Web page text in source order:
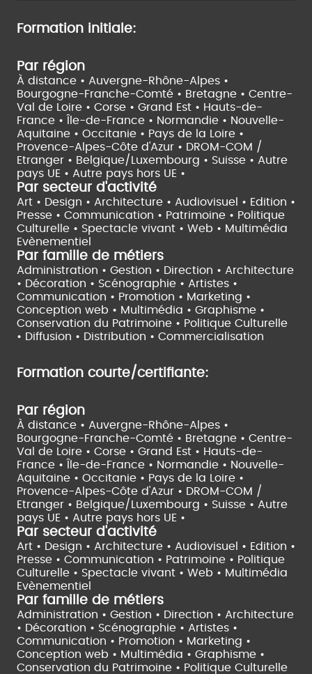
Formation initiale:
Par région
À distance • Auvergne-Rhône-Alpes •
Bourgogne-Franche-Comté • Bretagne • Centre-
Val de Loire • Corse • Grand Est • Hauts-de-
France •
Île-de-France • Normandie • Nouvelle-
Aquitaine • Occitanie • Pays de la Loire •
Provence-Alpes-Côte d'Azur • DROM-COM /
Etranger • Belgique/Luxembourg • Suisse • Autre
pays UE • Autre pays hors UE •
Par secteur d'activité
Art • Design • Architecture • Audiovisuel • Edition •
Presse • Communication • Patrimoine • Politique
Culturelle • Spectacle vivant • Web • Multimédia
Evènementiel
Par famille de métiers
Administration • Gestion • Direction • Architecture
• Décoration • Scénographie • Artistes •
Communication • Promotion • Marketing •
Conception web • Multimédia • Graphisme •
Conservation du Patrimoine • Politique Culturelle
• Diffusion • Distribution • Commercialisation
Formation courte/certifiante:
Par région
À distance • Auvergne-Rhône-Alpes •
Bourgogne-Franche-Comté • Bretagne • Centre-
Val de Loire • Corse • Grand Est • Hauts-de-
France •
Île-de-France • Normandie • Nouvelle-
Aquitaine • Occitanie • Pays de la Loire •
Provence-Alpes-Côte d'Azur • DROM-COM /
Etranger • Belgique/Luxembourg • Suisse • Autre
pays UE • Autre pays hors UE •
Par secteur d'activité
Art • Design • Architecture • Audiovisuel • Edition •
Presse • Communication • Patrimoine • Politique
Culturelle • Spectacle vivant • Web • Multimédia
Evènementiel
Par famille de métiers
Administration • Gestion • Direction • Architecture
• Décoration • Scénographie • Artistes •
Communication • Promotion • Marketing •
Conception web • Multimédia • Graphisme •
Conservation du Patrimoine • Politique Culturelle